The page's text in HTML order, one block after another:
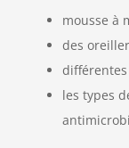
mousse à
des
les types